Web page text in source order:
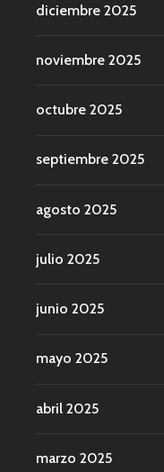
diciembre 2025
noviembre 2025
octubre 2025
septiembre 2025
agosto 2025
julio 2025
junio 2025
mayo 2025
abril 2025
marzo 2025